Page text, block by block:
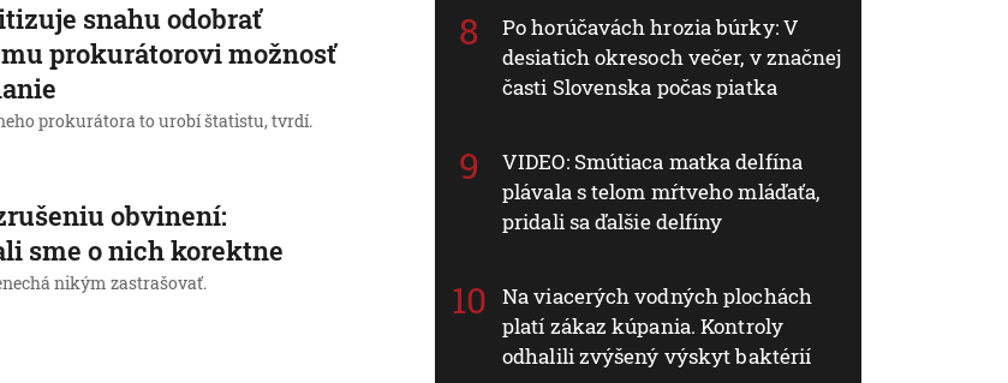
snahu odobrať
prokurátorovi možnosť
prokurátora to urobí štatistu, tvrdí.
obvinení:
sme o nich korektne
nikým zastrašovať.
Po horúčavách hrozia búrky: V
desiatich okresoch večer, v značnej
časti Slovenska počas piatka
VIDEO: Smútiaca matka delfína
plávala s telom mŕtveho mláďaťa,
pridali sa ďalšie delfíny
Na viacerých vodných plochách
platí zákaz kúpania. Kontroly
odhalili zvýšený výskyt baktérií